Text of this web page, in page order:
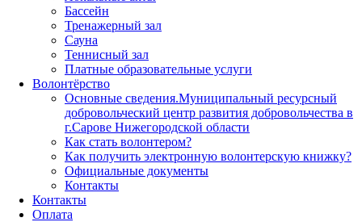
Бассейн
Тренажерный зал
Сауна
Теннисный зал
Платные образовательные услуги
Волонтёрство
Основные сведения.Муниципальный ресурсный
добровольческий центр развития добровольчества в
г.Сарове Нижегородской области
Как стать волонтером?
Как получить электронную волонтерскую книжку?
Официальные документы
Контакты
Контакты
Оплата